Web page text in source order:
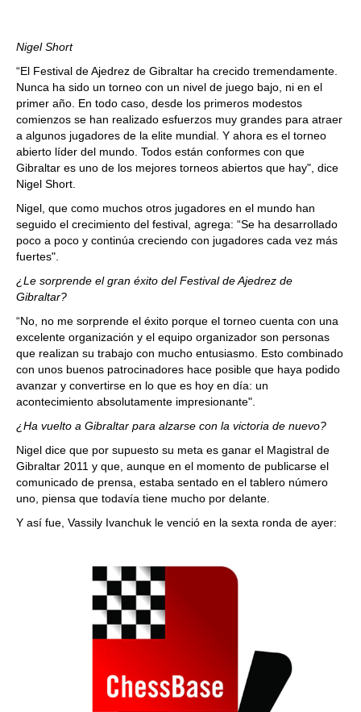
Nigel Short
“El Festival de Ajedrez de Gibraltar ha crecido tremendamente.
Nunca ha sido un torneo con un nivel de juego bajo, ni en el
primer año. En todo caso, desde los primeros modestos
comienzos se han realizado esfuerzos muy grandes para atraer
a algunos jugadores de la elite mundial. Y ahora es el torneo
abierto líder del mundo. Todos están conformes con que
Gibraltar es uno de los mejores torneos abiertos que hay", dice
Nigel Short.
Nigel, que como muchos otros jugadores en el mundo han
seguido el crecimiento del festival, agrega: “Se ha desarrollado
poco a poco y continúa creciendo con jugadores cada vez más
fuertes".
¿Le sorprende el gran éxito del Festival de Ajedrez de
Gibraltar?
“No, no me sorprende el éxito porque el torneo cuenta con una
excelente organización y el equipo organizador son personas
que realizan su trabajo con mucho entusiasmo. Esto combinado
con unos buenos patrocinadores hace posible que haya podido
avanzar y convertirse en lo que es hoy en día: un
acontecimiento absolutamente impresionante".
¿Ha vuelto a Gibraltar para alzarse con la victoria de nuevo?
Nigel dice que por supuesto su meta es ganar el Magistral de
Gibraltar 2011 y que, aunque en el momento de publicarse el
comunicado de prensa, estaba sentado en el tablero número
uno, piensa que todavía tiene mucho por delante.
Y así fue, Vassily Ivanchuk le venció en la sexta ronda de ayer: